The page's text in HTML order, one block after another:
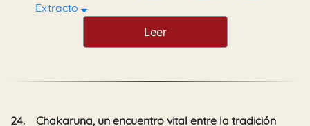
Extracto
Leer
24.
Chakaruna, un encuentro vital entre la tradición